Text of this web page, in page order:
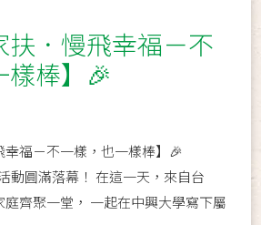
扶．慢飛幸福－不
樣棒】🎉
福－不一樣，也一樣棒】🎉
動圓滿落幕！ 在這一天，來自台
齊聚一堂， 一起在中興大學寫下屬